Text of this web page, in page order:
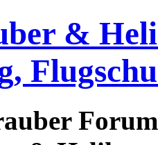
&